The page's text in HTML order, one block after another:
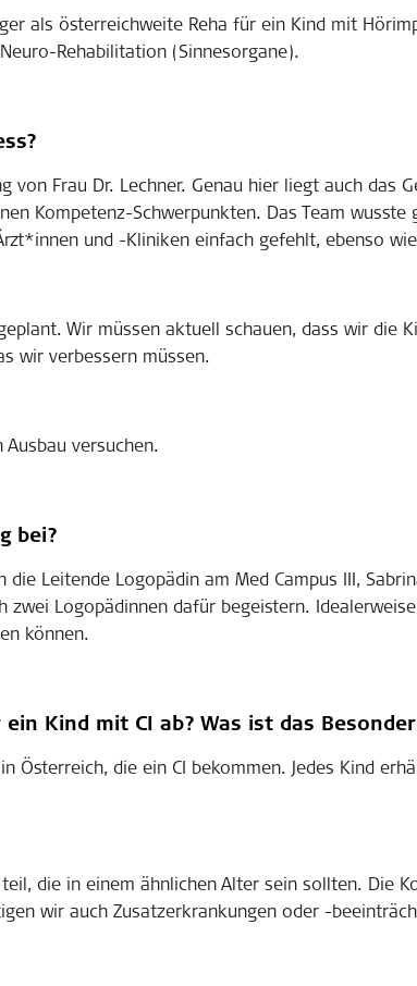
als österreichweite Reha für ein Kind mit
Rehabilitation (Sinnesorgane).
von Frau Dr. Lechner. Genau hier liegt auch das
Kompetenz-Schwerpunkten. Das Team wusste
und -Kliniken einfach gefehlt, ebenso
Wir müssen aktuell schauen, dass wir die
wir verbessern müssen.
versuchen.
bei?
Leitende Logopädin am Med Campus III,
Logopädinnen dafür begeistern.
können.
Kind mit CI ab? Was ist das
Österreich, die ein CI bekommen. Jedes Kind
die in einem ähnlichen Alter sein sollten. Die
wir auch Zusatzerkrankungen oder -